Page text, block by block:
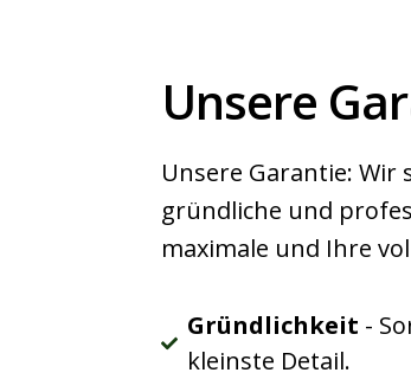
Unsere
Unsere Garantie: Wir
gründliche und
maximale und Ihre
Gründlichkeit -
kleinste Detail.